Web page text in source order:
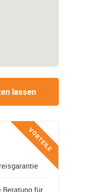
lassen
VORTEILE
Beratung für